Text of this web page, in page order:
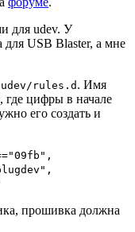
для udev. У
для USB Blaster, а мне
rules.d . Имя
, где цифры в начале
его создать и
прошивка должна